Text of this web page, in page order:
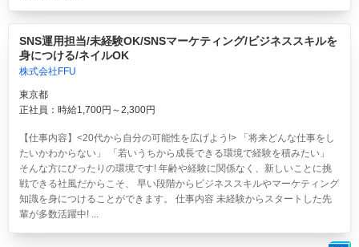
SNS運用担当/未経験OK/SNSマーケティング/ビジネススキルを
身につける/ネイルOK
株式会社FFU
東京都
正社員：時給1,700円～2,300円
【仕事内容】<20代から自分の可能性を広げよう!> 「将来どんな仕事をし
たいかわからない」 「若いうちから成長できる環境で経験を積みたい」
そんな方にぴったりの環境です! 年齢や経験に関係なく、新しいことに挑
戦できる社風だからこそ、 早い段階からビジネススキルやマーケティング
知識を身につけることができます。 仕事内容 未経験からスタートした先
輩が多数活躍中! ...